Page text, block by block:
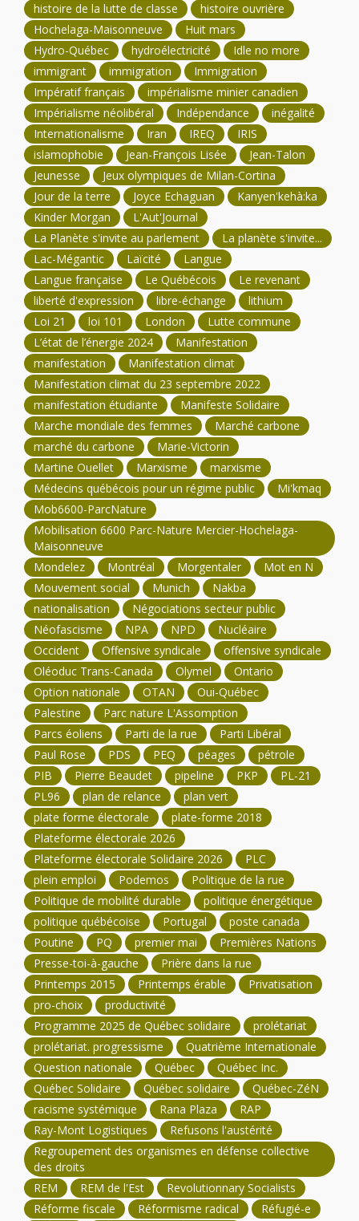
histoire de la lutte de classe
histoire ouvrière
Hochelaga-Maisonneuve
Huit mars
Hydro-Québec
hydroélectricité
Idle no more
immigrant
immigration
Immigration
Impératif français
impérialisme minier canadien
Impérialisme néolibéral
Indépendance
inégalité
Internationalisme
Iran IREQ
IRIS
islamophobie
Jean-François Lisée
Jean-Talon
Jeunesse
Jeux olympiques de Milan-Cortina
Jour de la terre
Joyce Echaguan
Kanyen'kehà:ka
Kinder Morgan
L'Aut'Journal
La Planète s'invite au parlement
La planète s'invite...
Lac-Mégantic
Laïcité
Langue
Langue française
Le Québécois
Le revenant
liberté d'expression
libre-échange
lithium
Loi 21
loi 101 London
Lutte commune
L’état de l’énergie 2024
Manifestation
manifestation
Manifestation climat
Manifestation climat du 23 septembre 2022
manifestation étudiante
Manifeste Solidaire
Marche mondiale des femmes
Marché carbone
marché du carbone
Marie-Victorin
Martine Ouellet
Marxisme
marxisme
Médecins québécois pour un régime public
Mi'kmaq
Mob6600-ParcNature
Mobilisation 6600 Parc-Nature Mercier-Hochelaga-
Maisonneuve
Mondelez
Montréal Morgentaler
Mot en N
Mouvement social
Munich
Nakba
nationalisation
Négociations secteur public
Néofascisme
NPA NPD
Nucléaire
Occident
Offensive syndicale
offensive syndicale
Oléoduc Trans-Canada
Olymel
Ontario
Option nationale
OTAN
Oui-Québec
Palestine
Parc nature L'Assomption
Parcs éoliens
Parti de la rue
Parti Libéral
Paul Rose
PDS PEQ péages
pétrole
PIB
Pierre Beaudet pipeline PKP
PL-21
PL96
plan de relance
plan vert
plate forme électorale
plate-forme 2018
Plateforme électorale 2026
Plateforme électorale Solidaire 2026
PLC
plein emploi
Podemos
Politique de la rue
Politique de mobilité durable
politique énergétique
politique québécoise
Portugal
poste canada
Poutine
PQ premier mai
Premières Nations
Presse-toi-à-gauche
Prière dans la rue
Printemps 2015
Printemps érable
Privatisation
pro-choix
productivité
Programme 2025 de Québec solidaire
prolétariat
prolétariat. progressisme
Quatrième Internationale
Question nationale
Québec
Québec Inc.
Québec Solidaire
Québec solidaire
Québec-ZéN
racisme systémique
Rana Plaza
RAP
Ray-Mont Logistiques
Refusons l'austérité
Regroupement des organismes en défense collective
des droits
REM
REM de l'Est
Revolutionnary Socialists
Réforme fiscale
Réformisme radical
Réfugié-e